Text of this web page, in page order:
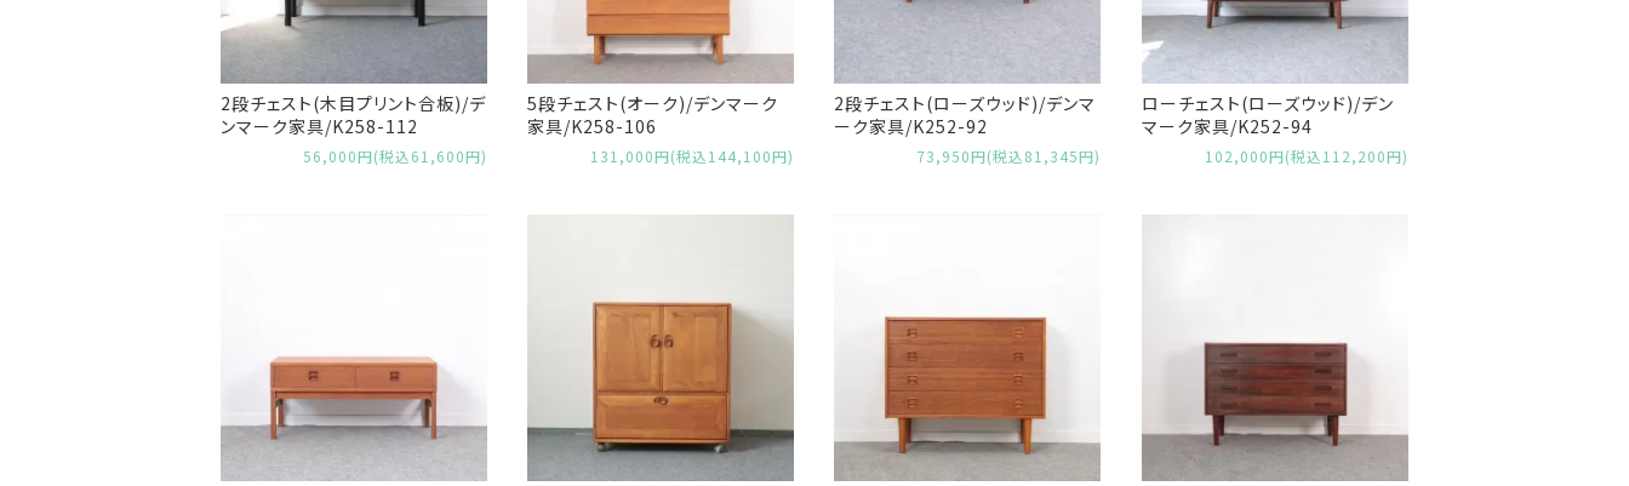
2段チェスト(木目プリント合板)/デ
ンマーク家具/K258-112
56,000円(税込61,600円)
5段チェスト(オーク)/デンマーク
家具/K258-106
131,000円(税込144,100円)
2段チェスト(ローズウッド)/デンマ
ーク家具/K252-92
73,950円(税込81,345円)
ローチェスト(ローズウッド)/デン
マーク家具/K252-94
102,000円(税込112,200円)